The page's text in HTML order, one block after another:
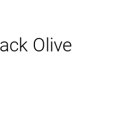
Olive